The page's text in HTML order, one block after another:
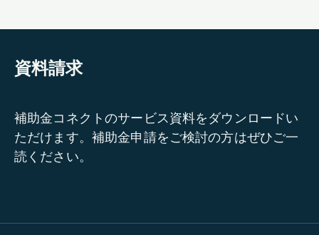
資料請求
補助金コネクトのサービス資料をダウンロードい
ただけます。補助金申請をご検討の方はぜひご一
読ください。